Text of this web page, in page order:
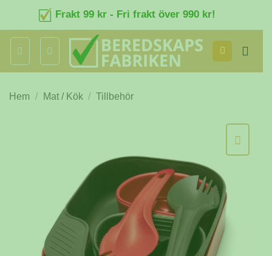
content
Frakt 99 kr - Fri frakt över 990 kr!
Hem / Mat / Kök / Tillbehör